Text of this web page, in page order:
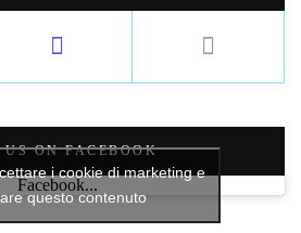
ON FACEBOOK
Facebook...
i cookie di marketing e
questo contenuto